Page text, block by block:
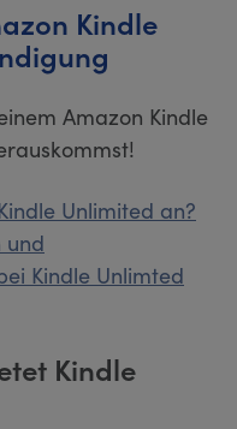
Kindle
Amazon Kindle
Unlimited an?
und
Kindle Unlimted
Kindle